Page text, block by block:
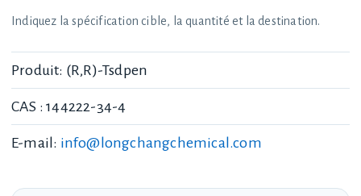
Indiquez la spécification cible, la quantité et la destination.
Produit: (R,R)-Tsdpen
CAS : 144222-34-4
E-mail: info@longchangchemical.com